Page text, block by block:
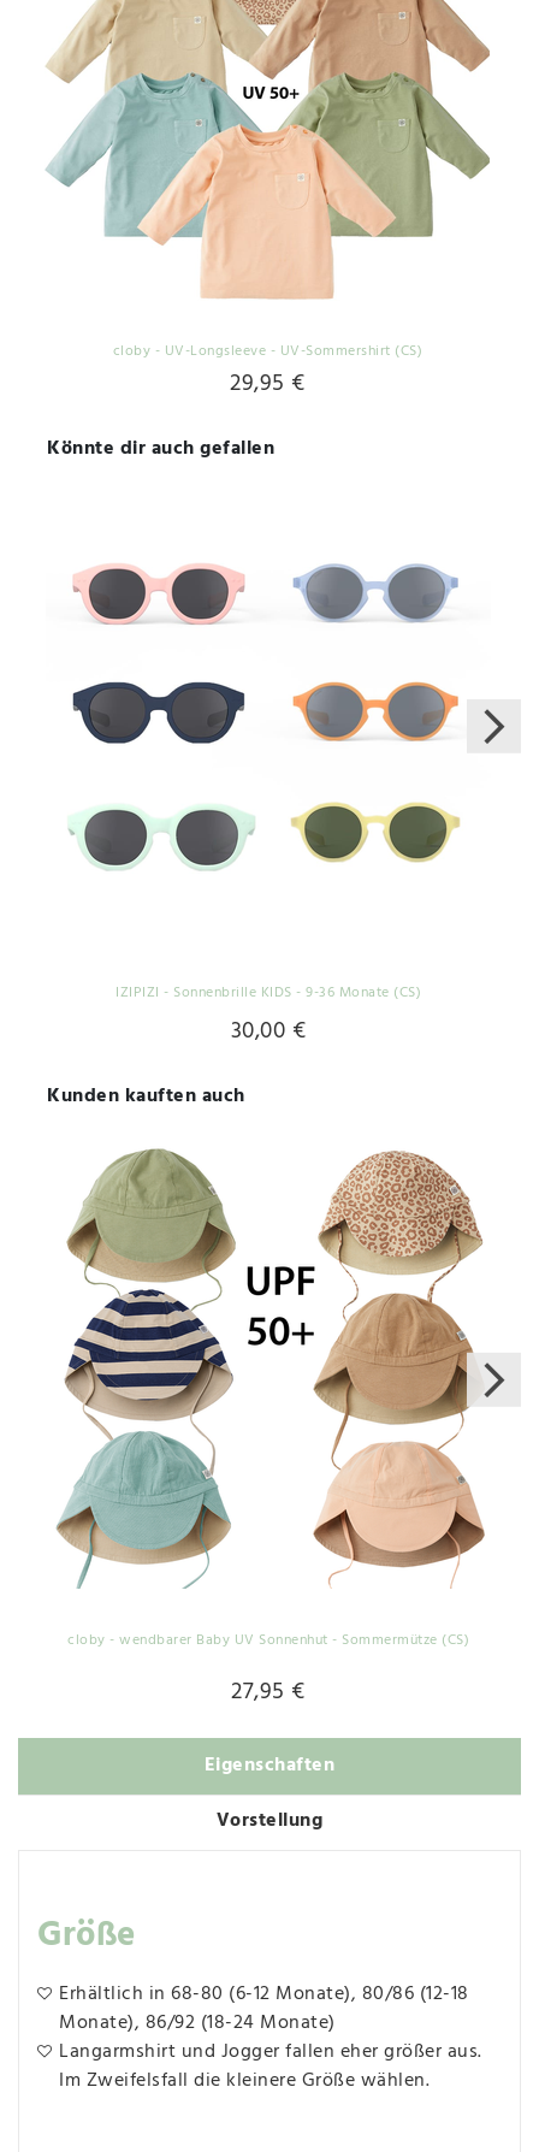
cloby - UV-Longsleeve - UV-Sommershirt (CS)
29,95 €
Könnte dir auch gefallen
IZIPIZI - Sonnenbrille KIDS - 9-36 Monate (CS)
30,00 €
Kunden kauften auch
cloby - wendbarer Baby UV Sonnenhut - Sommermütze (CS)
27,95 €
Eigenschaften
Vorstellung
Größe
Erhältlich in 68-80 (6-12 Monate), 80/86 (12-18
Monate), 86/92 (18-24 Monate)
Langarmshirt und Jogger fallen eher größer aus.
Im Zweifelsfall die kleinere Größe wählen.